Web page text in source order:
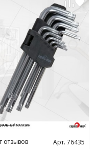
отзывов Арт. 76435